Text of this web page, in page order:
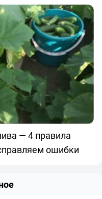
— 4 правила
ошибки